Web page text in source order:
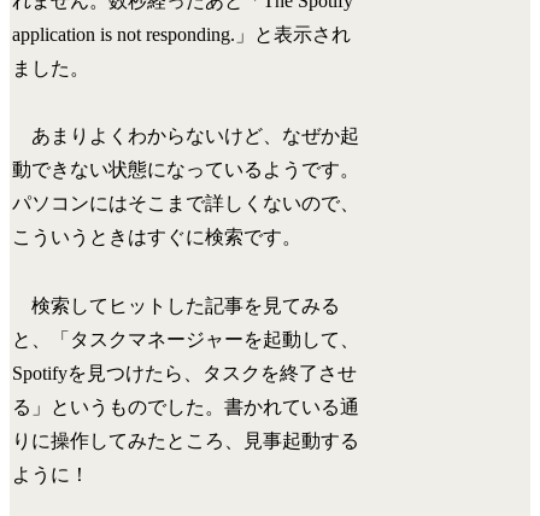
application is not responding.」と表示され
ました。
あまりよくわからないけど、なぜか起
動できない状態になっているようです。
パソコンにはそこまで詳しくないので、
こういうときはすぐに検索です。
検索してヒットした記事を見てみる
と、「タスクマネージャーを起動して、
Spotifyを見つけたら、タスクを終了させ
る」というものでした。書かれている通
りに操作してみたところ、見事起動する
ように！